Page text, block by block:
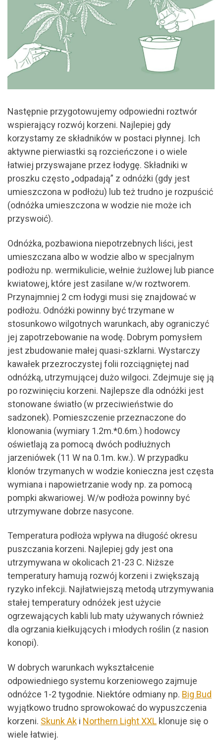
Następnie przygotowujemy odpowiedni roztwór
wspierający rozwój korzeni. Najlepiej gdy
korzystamy ze składników w postaci płynnej. Ich
aktywne pierwiastki są rozcieńczone i o wiele
łatwiej przyswajane przez łodygę. Składniki w
proszku często „odpadają” z odnóżki (gdy jest
umieszczona w podłożu) lub też trudno je rozpuścić
(odnóżka umieszczona w wodzie nie może ich
przyswoić).
Odnóżka, pozbawiona niepotrzebnych liści, jest
umieszczana albo w wodzie albo w specjalnym
podłożu np. wermikulicie, wełnie żużlowej lub piance
kwiatowej, które jest zasilane w/w roztworem.
Przynajmniej 2 cm łodygi musi się znajdować w
podłożu. Odnóżki powinny być trzymane w
stosunkowo wilgotnych warunkach, aby ograniczyć
jej zapotrzebowanie na wodę. Dobrym pomysłem
jest zbudowanie małej quasi-szklarni. Wystarczy
kawałek przezroczystej folii rozciągniętej nad
odnóżką, utrzymującej dużo wilgoci. Zdejmuje się ją
po rozwinięciu korzeni. Najlepsze dla odnóżki jest
stonowane światło (w przeciwieństwie do
sadzonek). Pomieszczenie przeznaczone do
klonowania (wymiary 1.2m.*0.6m.) hodowcy
oświetlają za pomocą dwóch podłużnych
jarzeniówek (11 W na 0.1m. kw.). W przypadku
klonów trzymanych w wodzie konieczna jest częsta
wymiana i napowietrzanie wody np. za pomocą
pompki akwariowej. W/w podłoża powinny być
utrzymywane dobrze nasycone.
Temperatura podłoża wpływa na długość okresu
puszczania korzeni. Najlepiej gdy jest ona
utrzymywana w okolicach 21-23 C. Niższe
temperatury hamują rozwój korzeni i zwiększają
ryzyko infekcji. Najłatwiejszą metodą utrzymywania
stałej temperatury odnóżek jest użycie
ogrzewających kabli lub maty używanych również
dla ogrzania kiełkujących i młodych roślin (z nasion
konopi).
W dobrych warunkach wykształcenie
odpowiedniego systemu korzeniowego zajmuje
odnóżce 1-2 tygodnie. Niektóre odmiany np. Big Bud
wyjątkowo trudno sprowokować do wypuszczenia
korzeni. Skunk Ak i Northern Light XXL klonuje się o
wiele łatwiej.